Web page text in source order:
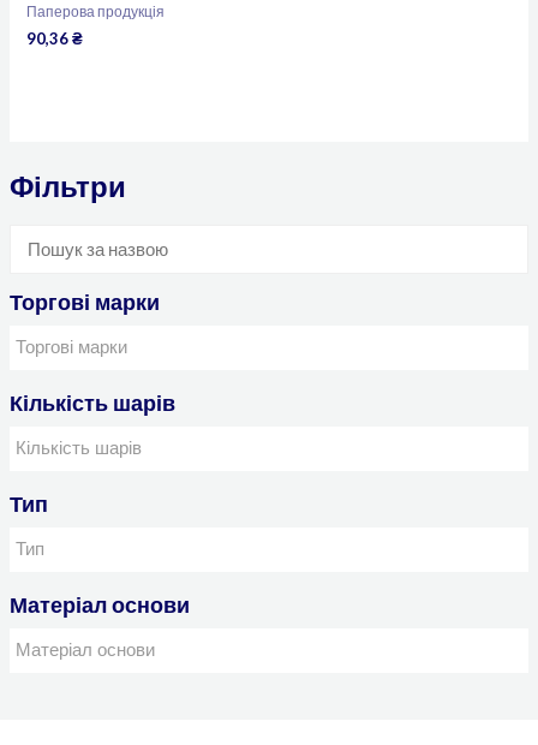
Фільтри
Торгові марки
Кількість шарів
Тип
Матеріал основи
Паперова продукція
90,36₴